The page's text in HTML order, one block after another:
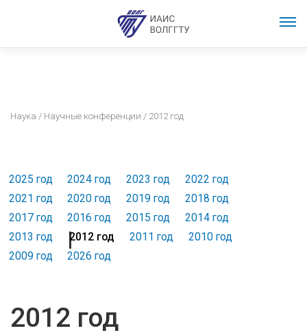
Наука / Научные конференции / 2012 год
2025 год 2024 год 2023 год
2022 год
2021 год
2020 год 2019 год
2018 год
2017 год
2016 год 2015 год
2014 год
2013 год
2012 год 2011 год
2010 год
2009 год
2026 год
2012 год